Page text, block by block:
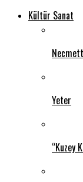
Kültür Sanat
Yeter
“Kuzey